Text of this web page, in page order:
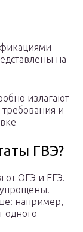
на
излагают
и
ГВЭ?
от ОГЭ и ЕГЭ.
упрощены.
например,
одного